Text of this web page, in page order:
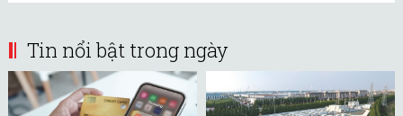
Tin nổi bật trong ngày